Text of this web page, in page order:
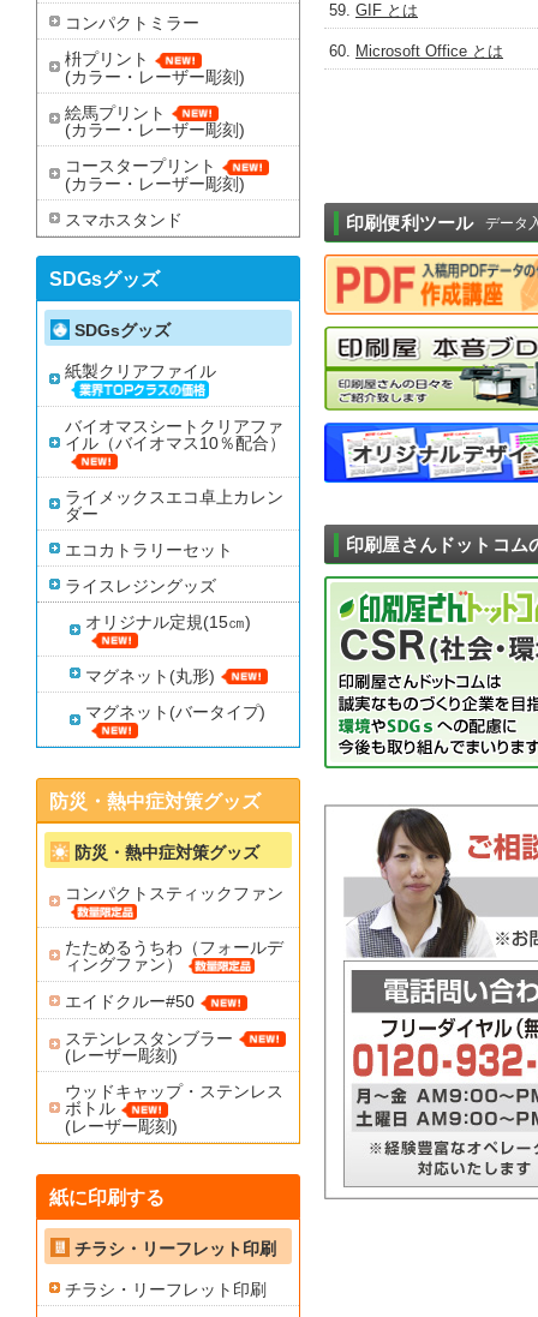
GIF とは
Microsoft Office とは
印刷便利ツール データ
印刷屋さんドットコム
コンパクトミラー
枡プリント
(カラー・レーザー彫刻)
絵馬プリント
(カラー・レーザー彫刻)
コースタープリント
(カラー・レーザー彫刻)
スマホスタンド
SDGsグッズ
SDGsグッズ
紙製クリアファイル
バイオマスシートクリアファ
イル（バイオマス10％配合）
ライメックスエコ卓上カレン
ダー
エコカトラリーセット
ライスレジングッズ
オリジナル定規(15㎝)
マグネット(丸形)
マグネット(バータイプ)
防災・熱中症対策グッズ
防災・熱中症対策グッズ
コンパクトスティックファン
たためるうちわ（フォールデ
ィングファン）
エイドクルー#50
ステンレスタンブラー
(レーザー彫刻)
ウッドキャップ・ステンレス
ボトル
(レーザー彫刻)
紙に印刷する
チラシ・リーフレット印刷
チラシ・リーフレット印刷